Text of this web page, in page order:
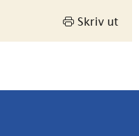
Skriv ut